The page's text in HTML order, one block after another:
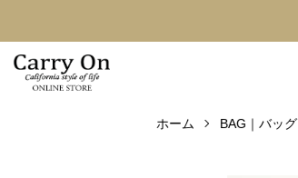
ホーム BAG｜バッグ